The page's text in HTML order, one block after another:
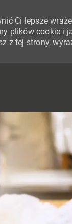
Ci lepsze
plików cookie i
z tej strony,